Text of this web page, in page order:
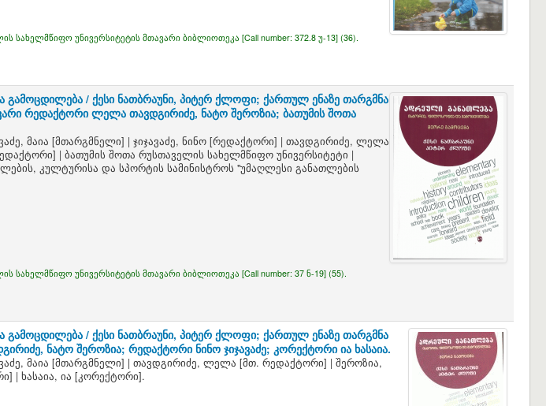
სახელმწიფო უნივერსიტეტის მთავარი ბიბლიოთეკა [Call number: 372.8 უ-13] (36).
გამოცდილება / ქესი ნათბრაუნი, პიტერ ქლოფი; ქართულ ენაზე თარგმნა
რედაქტორი ლელა თავდგირიძე, ნატო შეროზია; ბათუმის შოთა
მაია [მთარგმნელი] | ჯიჯავაძე, ნინო[რედაქტორი] | თავდგირიძე, ლელა
| ბათუმის შოთა რუსთაველის სახელმწიფო უნივერსიტეტი |
კულტურისა და სპორტის სამინისტროს "უმაღლესი განათლების
სახელმწიფო უნივერსიტეტის მთავარი ბიბლიოთეკა [Call number: 37 ნ-19] (55).
გამოცდილება / ქესი ნათბრაუნი, პიტერ ქლოფი; ქართულ ენაზე თარგმნა
ნატო შეროზია; რედაქტორი ნინო ჯიჯავაძე; კორექტორი ია ხასაია.
მაია [მთარგმნელი] | თავდგირიძე, ლელა [მთ. რედაქტორი] | შეროზია,
| ხასაია, ია [კორექტორი].